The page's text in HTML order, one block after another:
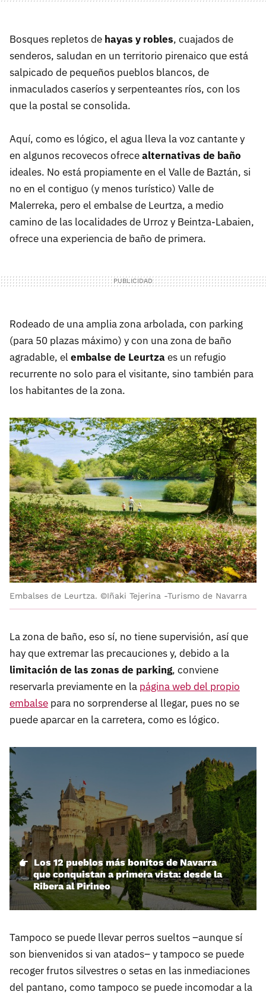
Bosques repletos de hayas y robles, cuajados de
senderos, saludan en un territorio pirenaico que está
salpicado de pequeños pueblos blancos, de
inmaculados caseríos y serpenteantes ríos, con los
que la postal se consolida.
Aquí, como es lógico, el agua lleva la voz cantante y
en algunos recovecos ofrecealternativas de baño
ideales. No está propiamente en el Valle de Baztán, si
no en el contiguo (y menos turístico) Valle de
Malerreka, pero el embalse de Leurtza, a medio
camino de las localidades de Urroz y Beintza-Labaien,
ofrece una experiencia de baño de primera.
Rodeado de una amplia zona arbolada, con parking
(para 50 plazas máximo) y con una zona de baño
agradable, el embalse de Leurtzaes un refugio
recurrente no solo para el visitante, sino también para
los habitantes de la zona.
Embalses de Leurtza. ©Iñaki Tejerina -Turismo de Navarra
La zona de baño, eso sí, no tiene supervisión, así que
hay que extremar las precauciones y, debido a la
limitación de las zonas de parking, conviene
reservarla previamente en la página web del propio
embalse para no sorprenderse al llegar, pues no se
puede aparcar en la carretera, como es lógico.
Los 12 pueblos más bonitos de Navarra
que conquistan a primera vista: desde la
Ribera al Pirineo
Tampoco se puede llevar perros sueltos –aunque sí
son bienvenidos si van atados– y tampoco se puede
recoger frutos silvestres o setas en las inmediaciones
del pantano, como tampoco se puede incomodar a la